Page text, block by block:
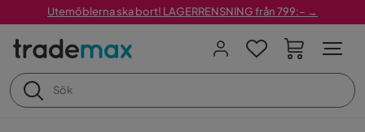
Utemöblerna ska bort! LAGERRENSNING från 799:– →